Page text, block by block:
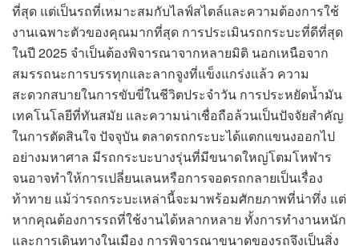
ที่สุด แต่เป็นรถที่เหมาะสมกับไลฟ์สไตล์และความต้องการใช้
งานเฉพาะตัวของคุณมากที่สุด การประเมินรถกระบะที่ดีที่สุด
ในปี 2025 จำเป็นต้องพิจารณาจากหลายมิติ นอกเหนือจาก
สมรรถนะการบรรทุกและลากจูงที่แข็งแกร่งแล้ว ความ
สะดวกสบายในการขับขี่ในชีวิตประจำวัน การประหยัดน้ำมัน
เทคโนโลยีที่ทันสมัย และความน่าเชื่อถือล้วนเป็นปัจจัยสำคัญ
ในการตัดสินใจ ปัจจุบัน ตลาดรถกระบะได้แตกแขนงออกไป
อย่างมหาศาล มีรถกระบะบางรุ่นที่มีขนาดใหญ่โตมโหฬาร
จนอาจทำให้การเปลี่ยนเลนหรือการจอดรถกลายเป็นเรื่อง
ท้าทาย แม้ว่ารถกระบะเหล่านี้จะมาพร้อมศักยภาพที่น่าทึ่ง แต่
หากคุณต้องการรถที่ใช้งานได้หลากหลาย ทั้งการทำงานหนัก
และการเดินทางในเมือง การพิจารณาขนาดของรถจึงเป็นสิ่ง